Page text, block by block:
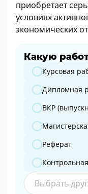
приобретает
условиях
экономических
Какую
Какую работу
Курсовая
Дипломная
ВКР
Реферат
Выбрать